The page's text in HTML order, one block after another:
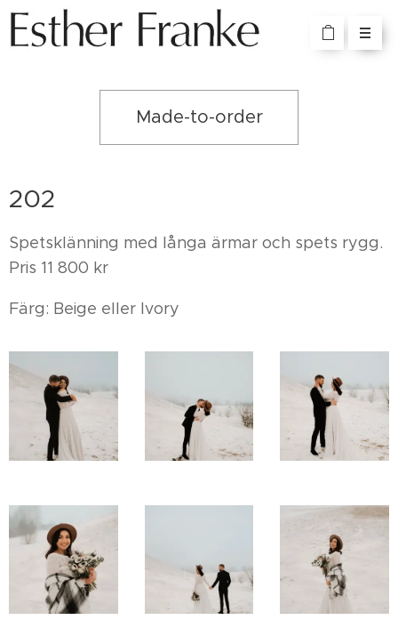
Made-to-order
202
Spetsklänning med långa ärmar och spets rygg.
Pris 11 800 kr
Färg: Beige eller Ivory